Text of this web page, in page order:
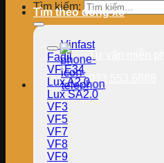
Tìm kiếm:
Tư vấn miễn phí
033.553.6888
Tìm theo dòng xe
Vinfast
Fadil
VF E34
Lux A2.0
Lux SA2.0
VF3
VF5
VF7
VF8
VF9